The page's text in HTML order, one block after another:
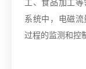
系统中，电磁
过程的监测和控